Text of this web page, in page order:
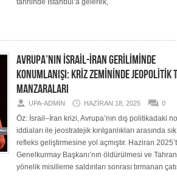
tarihinde İstanbul’a gelerek,
AVRUPA’NIN İSRAİL-İRAN GERİLİMİNDE
KONUMLANIŞI: KRİZ ZEMİNİNDE JEOPOLİTİK
MANZARALARI
UPA-ADMIN HAZIRAN 18, 2025 0
Öz: İsrail–İran krizi, Avrupa’nın dış politikadaki
iddiaları ile jeostratejik kırılganlıkları arasında
refleks geliştirmesine yol açmıştır. Haziran
Genelkurmay Başkanı’nın öldürülmesi ve
yönelik misilleme saldırıları sonrası tırmanan